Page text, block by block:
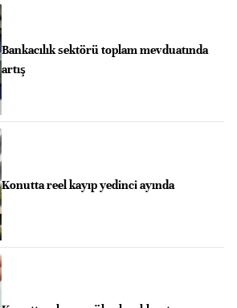
Bankacılık sektörü toplam mevduatında
artış
Konutta reel kayıp yedinci ayında